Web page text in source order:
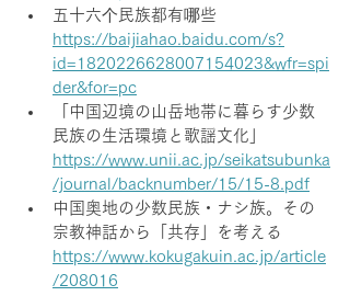
五十六个民族都有哪些
https://baijiahao.baidu.com/s?
id=1820226628007154023&wfr=spi
der&for=pc
「中国辺境の山岳地帯に暮らす少数
民族の生活環境と歌謡文化」
https://www.unii.ac.jp/seikatsubunka
/journal/backnumber/15/15-8.pdf
中国奥地の少数民族・ナシ族。その
宗教神話から「共存」を考える
https://www.kokugakuin.ac.jp/article
/208016